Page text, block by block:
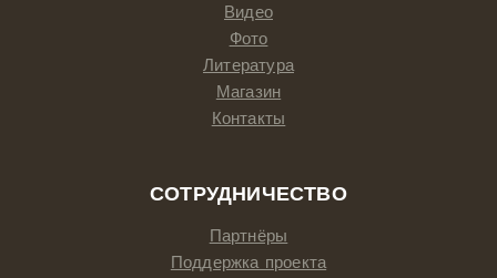
Видео
Фото
Литература
Магазин
Контакты
СОТРУДНИЧЕСТВО
Партнёры
Поддержка проекта